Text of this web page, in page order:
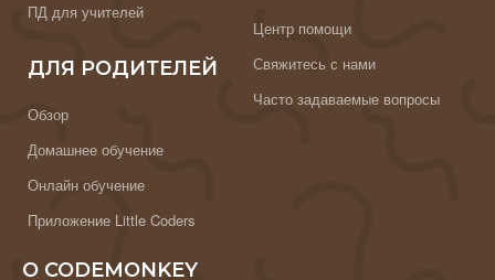
ПД для учителей
ДЛЯ РОДИТЕЛЕЙ
Обзор
Домашнее обучение
Онлайн обучение
Приложение Little Coders
Центр помощи
Свяжитесь с нами
Часто задаваемые вопросы
О CODEMONKEY